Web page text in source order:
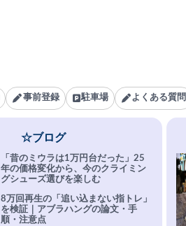
事前登録 駐車場 よくある質問
☆ブログ
「昔のミウラは1万円台だった」25
年の価格変化から、今のクライミン
グシューズ選びを楽しむ
8万回再生の「追い込まない指トレ」
を検証｜アブラハングの論文・手
順・注意点